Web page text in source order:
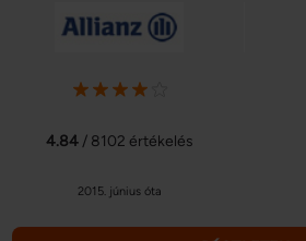
4.84 / 8102 értékelés
2015. június óta